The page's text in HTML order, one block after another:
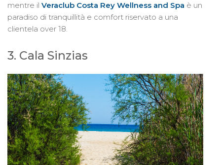
mentre il Veraclub Costa Rey Wellness and Spa è un
paradiso di tranquillità e comfort riservato a una
clientela over 18.
3. Cala Sinzias